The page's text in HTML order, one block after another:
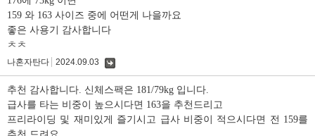
159 와 163 사이즈 중에 어떤게 나을까요
좋은 사용기 감사합니다
ㅊㅊ
나혼자탄다 2024.09.03
추천 감사합니다. 신체스팩은 181/79kg 입니다.
급사를 타는 비중이 높으시다면 163을 추천드리고
프리라이딩 및 재미있게 즐기시고 급사 비중이 적으시다면 전 159를